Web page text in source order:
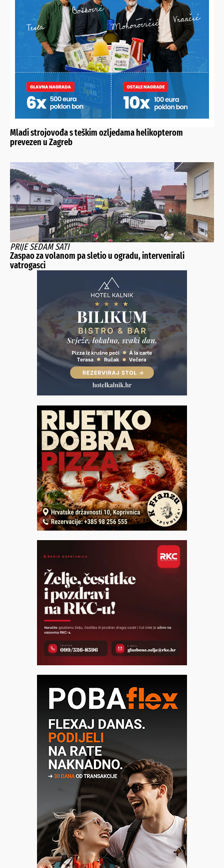
ODMAH JE PRISKOČIO U POMOĆ
Božidar viljuškarom spašavao ljude
Mladi strojovođa s teškim ozljedama helikopterom
prevezen u Zagreb
PRIJE SEDAM SATI
Zaspao za volanom pa sletio u ogradu, intervenirali
vatrogasci